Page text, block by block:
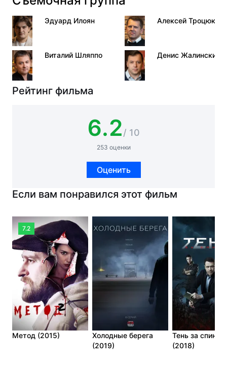
Эдуард Илоян
Виталий Шляппо
Алексей Троцюк
Денис Жалинский
Рейтинг фильма
6.2/ 10
253 оценки
Оценить
Если вам понравился этот фильм
7.2
Метод (2015)
Холодные берега
(2019)
Тень за спиной
(2018)